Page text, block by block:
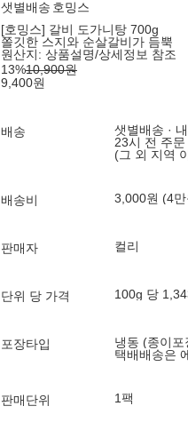
샛별배송 호밍스
[호밍스] 갈비 도가니탕 700g
쫄깃한 스지와 순살갈비가 듬뿍
원산지: 상품설명/상세정보 참조
13%10,900원
9,400원
배송
샛별배송 ·
23시 전 주
(그 외 지역
배송비 3,000원 (4
판매자 컬리
단위 당 가격 100g 당
포장타입
냉동 (종이포
택배배송은
판매단위 1팩